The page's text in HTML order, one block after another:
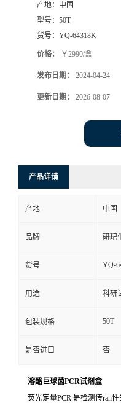
产地： 中国
型号： 50T
货号： YQ-64318K
价格： ￥2990/盒
发布日期： 2024-04-24
更新日期： 2026-08-07
产品详请
产地 中国
品牌 研玘
货号 YQ-
用途 科研
包装规格 50T
是否进口 否
溶酪巨球菌PCR试剂盒
荧光定量PCR 是检测传ran